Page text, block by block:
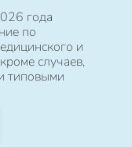
года
по
и
случаев,
типовыми